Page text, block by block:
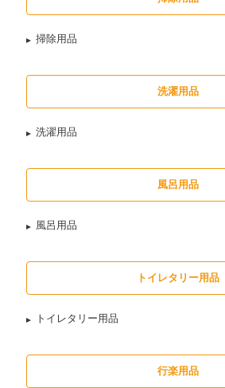
掃除用品
洗濯用品
洗濯用品
風呂用品
風呂用品
トイレタリー用品
トイレタリー用品
行楽用品